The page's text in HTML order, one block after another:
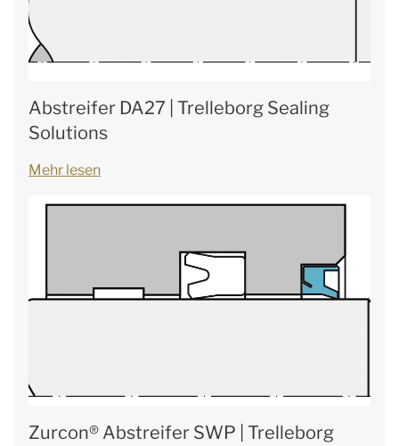
Abstreifer DA27 | Trelleborg Sealing
Solutions
Mehr lesen
Zurcon® Abstreifer SWP | Trelleborg